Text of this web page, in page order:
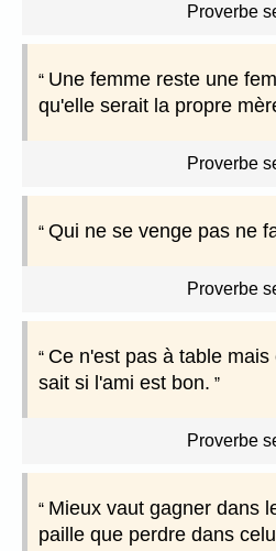
Proverbe
Une femme reste une
qu'elle serait la propre
Proverbe
Qui ne se venge pas ne
Proverbe
Ce n'est pas à table
sait si l'ami est bon.
Proverbe
Mieux vaut gagner dans
paille que perdre dans